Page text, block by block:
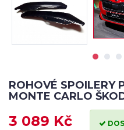
ROHOVÉ SPOILERY
MONTE CARLO
3 089 Kč